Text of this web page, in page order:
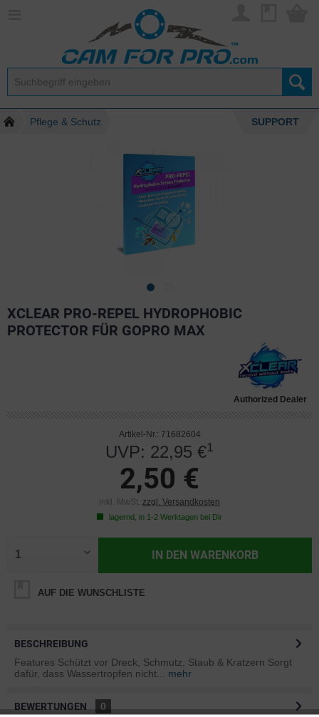
Pflege & Schutz SUPPORT
XCLEAR PRO-REPEL HYDROPHOBIC
PROTECTOR FÜR GOPRO MAX
Authorized Dealer
Artikel-Nr.: 71682604
UVP: 22,95 €1
2,50 €
inkl. MwSt. zzgl. Versandkosten
lagernd, in 1-2 Werktagen bei Dir
IN DEN WARENKORB
AUF DIE WUNSCHLISTE
BESCHREIBUNG
Features Schützt vor Dreck, Schmutz, Staub & Kratzern Sorgt
dafür, dass Wassertropfen nicht...
mehr
BEWERTUNGEN
0